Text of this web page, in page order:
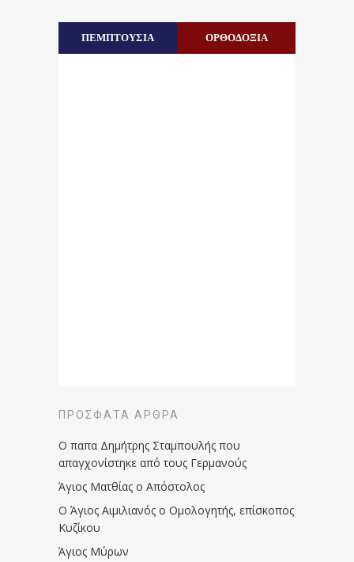
ΠΕΜΠΤΟΥΣΙΑ ΟΡΘΟΔΟΞΙΑ
ΠΡΌΣΦΑΤΑ ΆΡΘΡΑ
Ο παπα Δημήτρης Σταμπουλής που
απαγχονίστηκε από τους Γερμανούς
Άγιος Ματθίας ο Απόστολος
Ο Άγιος Αιμιλιανός ο Ομολογητής, επίσκοπος
Κυζίκου
Άγιος Μύρων